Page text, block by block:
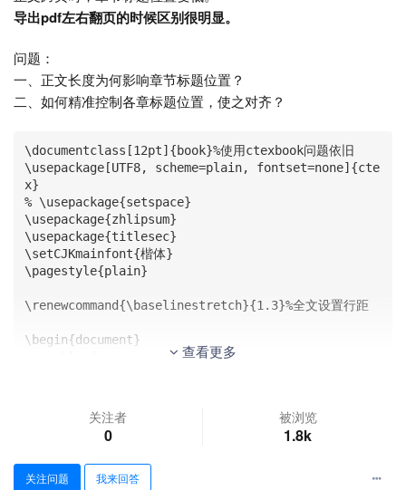
导出pdf左右翻页的时候区别很明显。
问题：
一、正文长度为何影响章节标题位置？
二、如何精准控制各章标题位置，使之对齐？
\documentclass[12pt]{book}%使用ctexbook问题依旧
\usepackage[UTF8, scheme=plain, fontset=none]{cte
x}
% \usepackage{setspace}
\usepackage{zhlipsum}
\usepackage{titlesec}
\setCJKmainfont{楷体}
\pagestyle{plain}
\renewcommand{\baselinestretch}{1.3}%全文设置行距
\begin{document}
  \section{节标题}
查看更多
关注者
0
被浏览
1.8k
关注问题 我来回答